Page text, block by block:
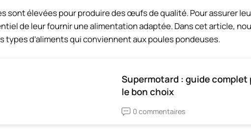
sont élevées pour produire des œufs de qualité. Pour assurer
de leur fournir une alimentation adaptée. Dans cet article,
types d’aliments qui conviennent aux poules pondeuses.
Supermotard : guide complet
le bon choix
0 commentaires